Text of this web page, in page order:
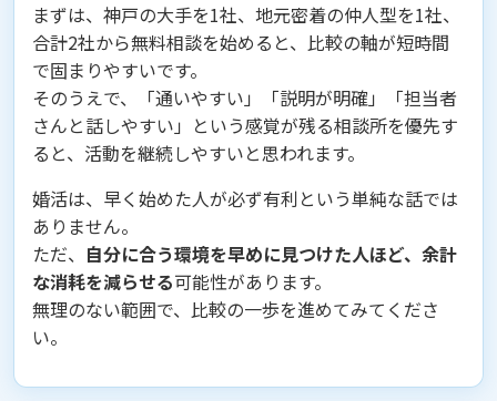
まずは、神戸の大手を1社、地元密着の仲人型を1社、
合計2社から無料相談を始めると、比較の軸が短時間
で固まりやすいです。
そのうえで、「通いやすい」「説明が明確」「担当者
さんと話しやすい」という感覚が残る相談所を優先す
ると、活動を継続しやすいと思われます。
婚活は、早く始めた人が必ず有利という単純な話では
ありません。
ただ、 自分に合う環境を早めに見つけた人ほど、余計
な消耗を減らせる可能性があります。
無理のない範囲で、比較の一歩を進めてみてくださ
い。